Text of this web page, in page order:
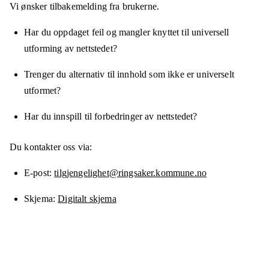
Vi ønsker tilbakemelding fra brukerne.
Har du oppdaget feil og mangler knyttet til universell
utforming av nettstedet?
Trenger du alternativ til innhold som ikke er universelt
utformet?
Har du innspill til forbedringer av nettstedet?
Du kontakter oss via:
E-post tilgjengelighet@ringsaker.kommune.no
Skjema Digitalt skjema